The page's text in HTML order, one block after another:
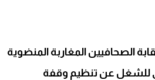
الصحافيين المغاربة المنضوية
للشغل عن تنظيم وقفة